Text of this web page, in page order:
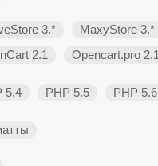
3.* MaxyStore 3.*
2.1 Opencart.pro 2.1
5.4 PHP 5.5 PHP 5.6